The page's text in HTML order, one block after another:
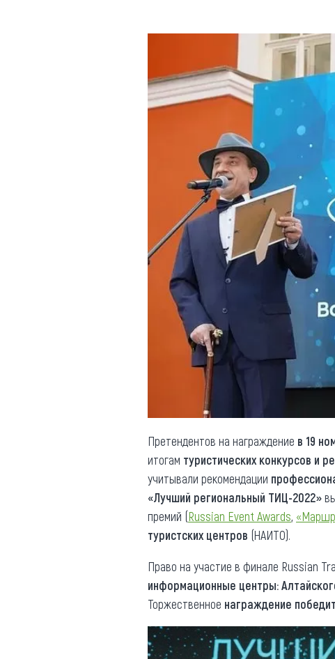
Придорожные кафе
Новости
Что
Реестр туроператоров
Реестр туристических
агентств Алтайского края
Противодействие коррупции
Претендентов на награждение в 19
итогам туристических конкурсов и
учитывали рекомендации
«Лучший региональный ТИЦ-2022»
премий (Russian Event Awards,
туристских центров (НАИТО).
Право на участие в финале Russian
информационные центры:
Торжественное награждение